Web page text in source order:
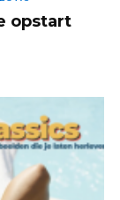
opstart